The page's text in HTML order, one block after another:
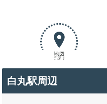
地図
で探す
白丸駅周辺